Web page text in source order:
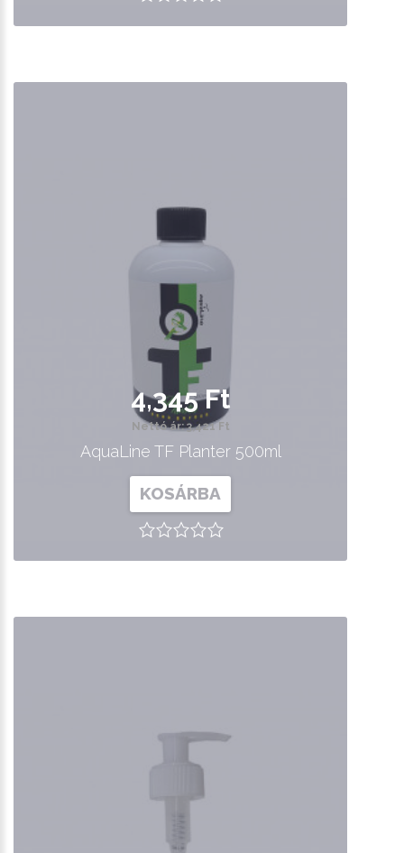
4,345 Ft
Nettó ár: 3,421 Ft
AquaLine TF Planter 500ml
KOSÁRBA